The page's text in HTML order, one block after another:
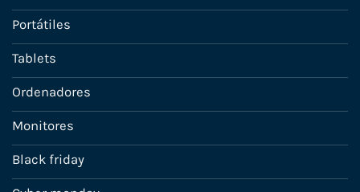
Portátiles
Tablets
Ordenadores
Monitores
Black friday